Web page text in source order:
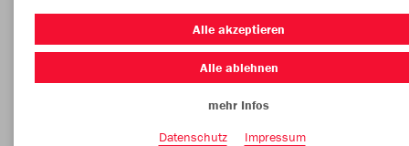
Alle akzeptieren
Alle ablehnen
mehr Infos
Datenschutz
Impressum